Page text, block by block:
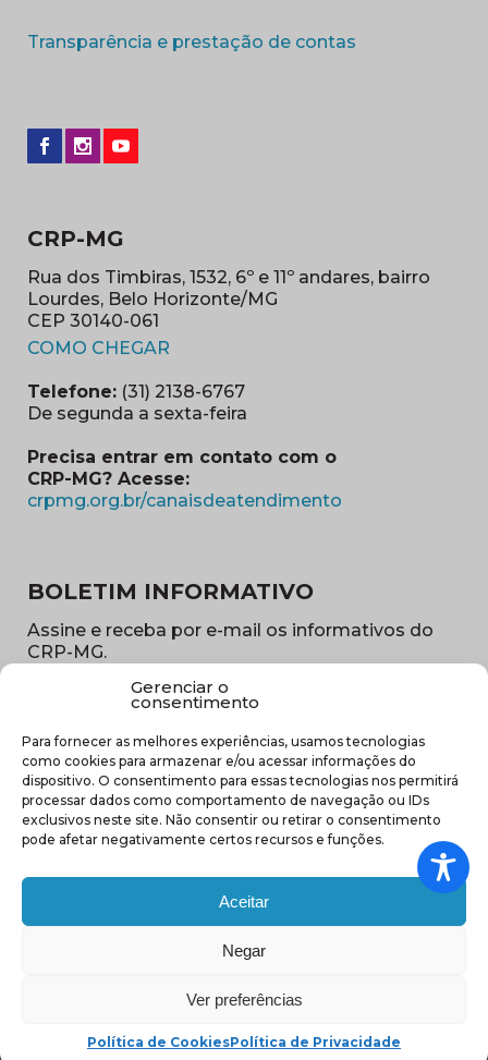
Gerenciar o
consentimento
Para fornecer as melhores experiências, usamos tecnologias
como cookies para armazenar e/ou acessar informações do
dispositivo. O consentimento para essas tecnologias nos permitirá
processar dados como comportamento de navegação ou IDs
exclusivos neste site. Não consentir ou retirar o consentimento
pode afetar negativamente certos recursos e funções.
Aceitar
Negar
Ver preferências
Política de CookiesPolítica de Privacidade
Transparência e prestação de contas
CRP-MG
Rua dos Timbiras, 1532, 6º e 11º andares, bairro
Lourdes, Belo Horizonte/MG
CEP 30140-061
COMO CHEGAR
Telefone: (31) 2138-6767
De segunda a sexta-feira
Precisa entrar em contato com o
CRP-MG? Acesse:
crpmg.org.br/canaisdeatendimento
BOLETIM INFORMATIVO
Assine e receba por e-mail os informativos do
CRP-MG.
E-
mail
(obrigatório)
Sub
região